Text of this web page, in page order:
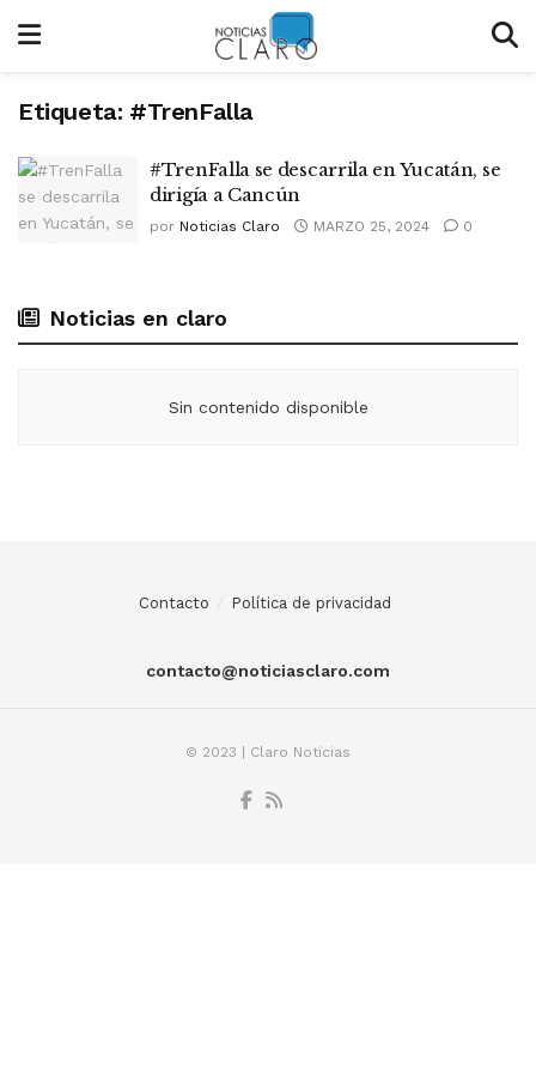
Etiqueta: #TrenFalla
#TrenFalla se descarrila en Yucatán, se
dirigía a Cancún
por Noticias Claro MARZO 25, 2024 0
Noticias en claro
Sin contenido disponible
Contacto Política de privacidad
contacto@noticiasclaro.com
© 2023 | Claro Noticias